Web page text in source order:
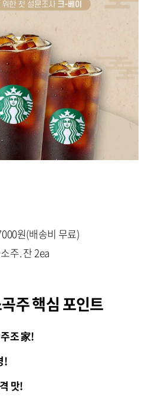
원(배송비 무료)
주. 잔 2ea
주 핵심 포인트
조 家!
!
맛!